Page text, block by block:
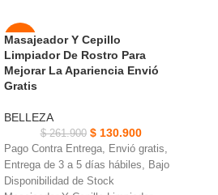
-50%
Masajeador Y Cepillo
Limpiador De Rostro Para
Mejorar La Apariencia Envió
Gratis
BELLEZA
$261.900 $130.900
Pago Contra Entrega, Envió gratis,
Entrega de 3 a 5 días hábiles, Bajo
Disponibilidad de Stock